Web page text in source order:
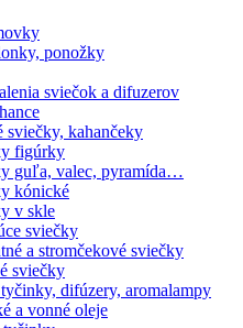
ponožky
sviečok a difuzerov
sviečky, kahančeky
figúrky
guľa, valec, pyramída…
kónické
v skle
sviečky
a stromčekové sviečky
sviečky
difúzery, aromalampy
a vonné oleje